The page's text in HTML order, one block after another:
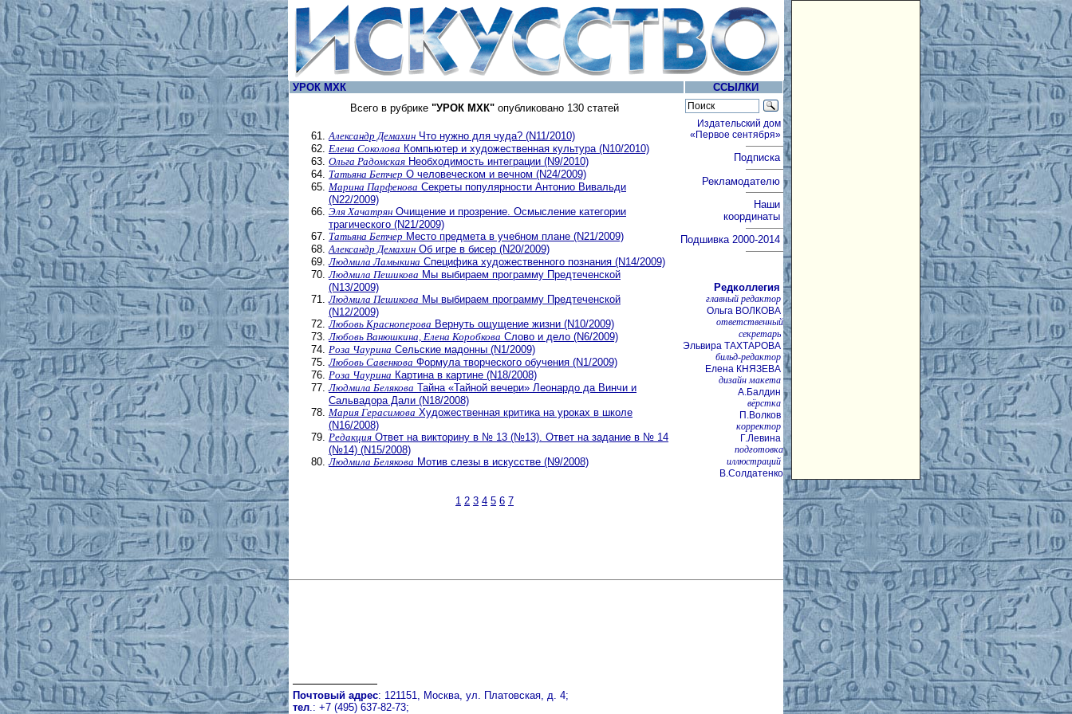
УРОК МХК
ССЫЛКИ
Всего в рубрике "УРОК МХК" опубликовано 130 статей
Александр Демахин Что нужно для чуда? (N11/2010)
Елена Соколова Компьютер и художественная культура (N10/2010)
Ольга Радомская Необходимость интеграции (N9/2010)
Татьяна Бетчер О человеческом и вечном (N24/2009)
Марина Парфенова Секреты популярности Антонио Вивальди
(N22/2009)
Эля Хачатрян Очищение и прозрение. Осмысление категории
трагического (N21/2009)
Татьяна Бетчер Место предмета в учебном плане (N21/2009)
Александр Демахин Об игре в бисер (N20/2009)
Людмила Ламыкина Специфика художественного познания (N14/2009)
Людмила Пешикова Мы выбираем программу Предтеченской
(N13/2009)
Людмила Пешикова Мы выбираем программу Предтеченской
(N12/2009)
Любовь Красноперова Вернуть ощущение жизни (N10/2009)
Любовь Ванюшкина, Елена Коробкова Cлово и дело (N6/2009)
Роза Чаурина Сельские мадонны (N1/2009)
Любовь Савенкова Формула творческого обучения (N1/2009)
Роза Чаурина Картина в картине (N18/2008)
Людмила Белякова Тайна «Тайной вечери» Леонардо да Винчи и
Сальвадора Дали (N18/2008)
Мария Герасимова Художественная критика на уроках в школе
(N16/2008)
Редакция Ответ на викторину в № 13 (№13). Ответ на задание в № 14
(№14) (N15/2008)
Людмила Белякова Мотив слезы в искусстве (N9/2008)
1 2 3 4 5 6 7
Издательский дом
«Первое сентября»
Подписка
Рекламодателю
Наши
координаты
Подшивка 2000-2014
Редколлегия
главный редактор
Ольга ВОЛКОВА
ответственный
секретарь
Эльвира ТАХТАРОВА
бильд-редактор
Елена КНЯЗЕВА
дизайн макета
А.Балдин
вёрстка
П.Волков
корректор
Г.Левина
подготовка
иллюстраций
В.Солдатенко
Почтовый адрес: 121151, Москва, ул. Платовская, д. 4;
тел.: +7 (495) 637-82-73;